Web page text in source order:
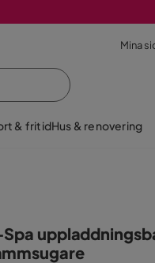
Mina
& fritidHus & renovering